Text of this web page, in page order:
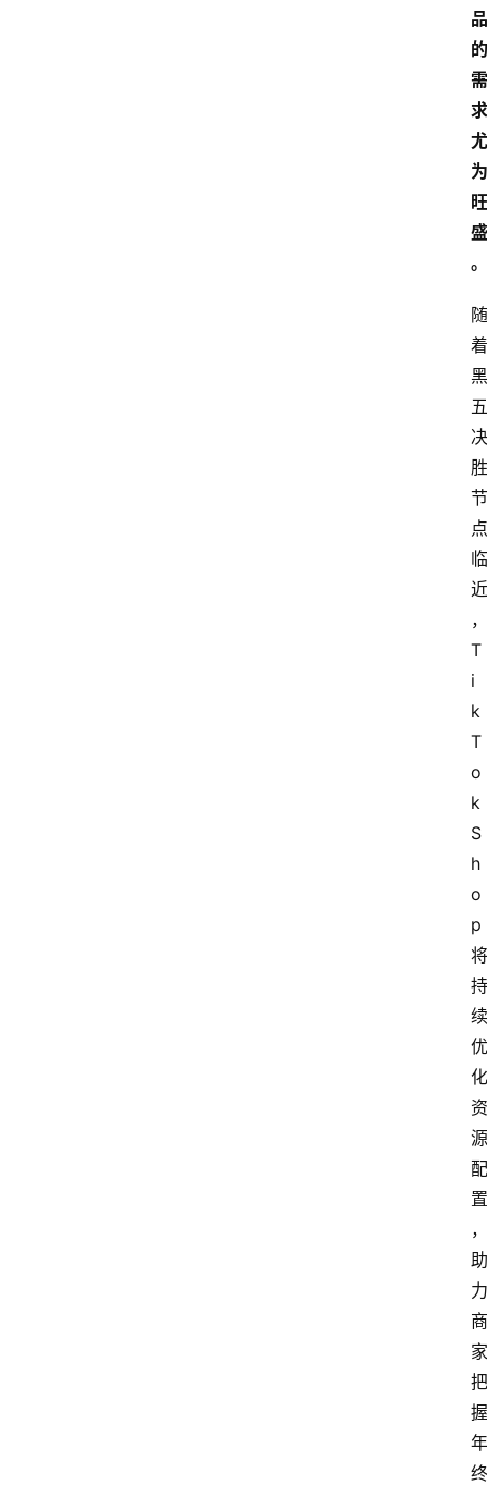
品
的
需
求
尤
为
旺
盛
。
随
着
黑
五
决
胜
节
点
临
近
，
T
i
k
T
o
k
S
h
o
p
将
持
续
优
化
资
源
配
置
，
助
力
商
家
把
握
年
终